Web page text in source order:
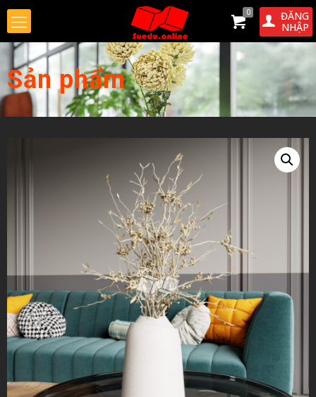
0
ĐĂNG
NHẬP
Sản phẩm